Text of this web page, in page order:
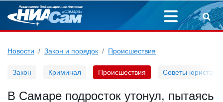
Новости Закон и порядок Происшествия
Закон Криминал Происшествия Советы юриста
В Самаре подросток утонул, пытаясь